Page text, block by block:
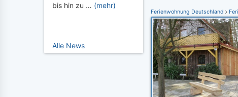
bis hin zu … (mehr)
Alle News
Ferienwohnung Deutschland